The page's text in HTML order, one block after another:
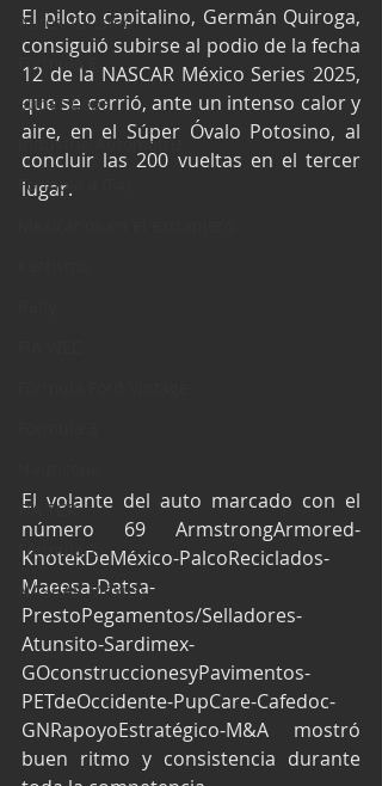
Autos Turismo
Fórmula E
Súper Copa
Industria Automotriz
Fórmula 4 (F4)
FIA TCR
Fórmula 2
NASCAR México
El piloto capitalino, Germán Quiroga,
consiguió subirse al podio de la fecha
12 de la NASCAR México Series 2025,
que se corrió, ante un intenso calor y
aire, en el Súper Óvalo Potosino, al
concluir las 200 vueltas en el tercer
lugar.
El volante del auto marcado con el
número 69 ArmstrongArmored-
KnotekDeMéxico-PalcoReciclados-
Maeesa-Datsa-
PrestoPegamentos/Selladores-
Atunsito-Sardimex-
GOconstruccionesyPavimentos-
PETdeOccidente-PupCare-Cafedoc-
GNRapoyoEstratégico-M&A mostró
buen ritmo y consistencia durante